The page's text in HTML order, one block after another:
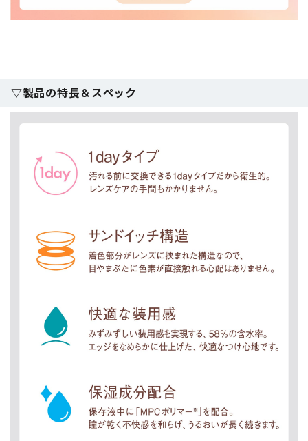
▽製品の特長＆スペック